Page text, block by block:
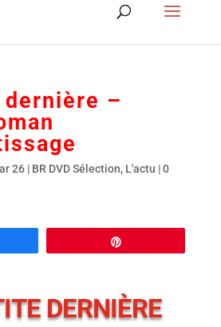
–
26| BR DVD Sélection, L'actu |0
DERNIÈRE